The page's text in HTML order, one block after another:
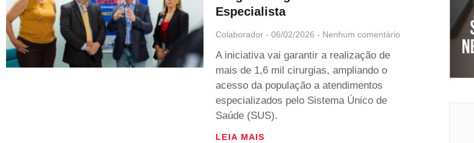
Especialista
Colaborador 06/02/2026 Nenhum comentário
A iniciativa vai garantir a realização de
mais de 1,6 mil cirurgias, ampliando o
acesso da população a atendimentos
especializados pelo Sistema Único de
Saúde (SUS).
LEIA MAIS